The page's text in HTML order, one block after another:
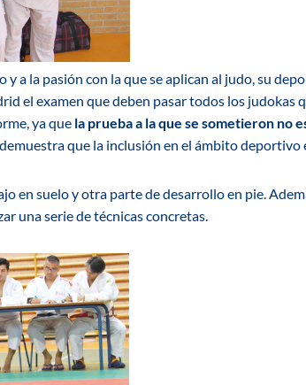
y a la pasión con la que se aplican al judo, su
el examen que deben pasar todos los judokas
ya que la prueba a la que se sometieron no
que la inclusión en el ámbito deportivo
en suelo y otra parte de desarrollo en pie.
una serie de técnicas concretas.